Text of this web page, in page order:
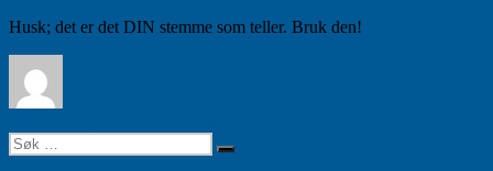
Husk; det er det DIN stemme som teller. Bruk den!
Søk
etter:
Søk